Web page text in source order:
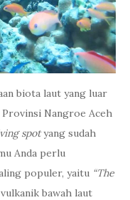
biota laut yang luar
Provinsi Nangroe Aceh
spotyang sudah
Anda perlu
populer, yaitu “The
bawah laut